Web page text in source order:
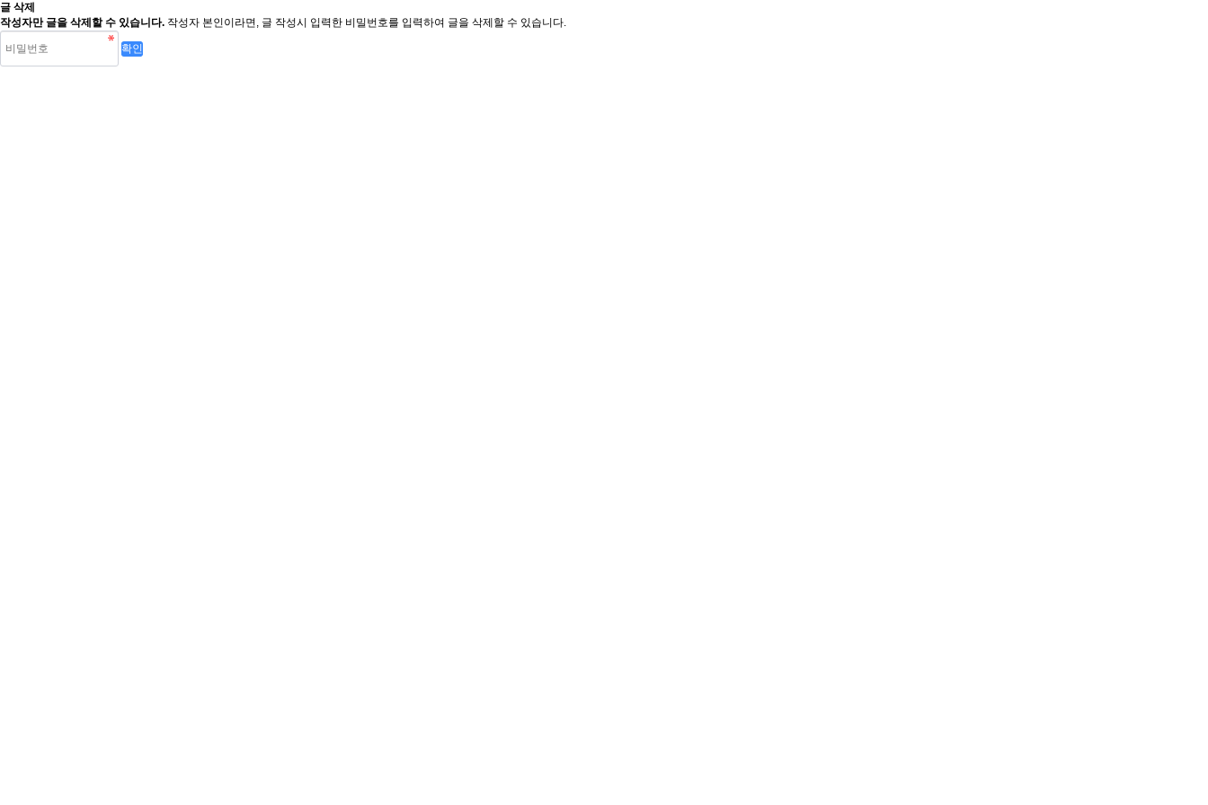
글 삭제
작성자만 글을 삭제할 수 있습니다. 작성자 본인이라면, 글 작성시 입력한 비밀번호를 입력하여 글을 삭제할 수 있습니다.